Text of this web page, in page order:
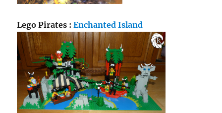
Lego Pirates :Enchanted Island